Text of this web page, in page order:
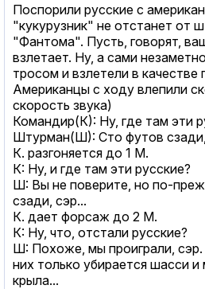
Поспорили русские с
"кукурузник" не отстанет от
"Фантома". Пусть, говорят,
взлетает. Ну, а сами
тросом и взлетели в качестве
Американцы с ходу влепили
скорость звука)
Командир(К): Ну, где там эти
Штурман(Ш): Сто футов
К. разгоняется до 1 М.
К: Ну, и где там эти русские?
Ш: Вы не поверите, но по-
сзади, сэр...
К. дает форсаж до 2 М.
К: Ну, что, отстали русские?
Ш: Похоже, мы проиграли,
них только убирается шасси и
крыла...